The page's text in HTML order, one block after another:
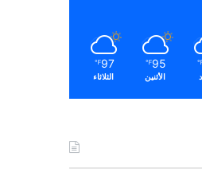
95
℉
الأثنين
97
℉
الثلاثاء